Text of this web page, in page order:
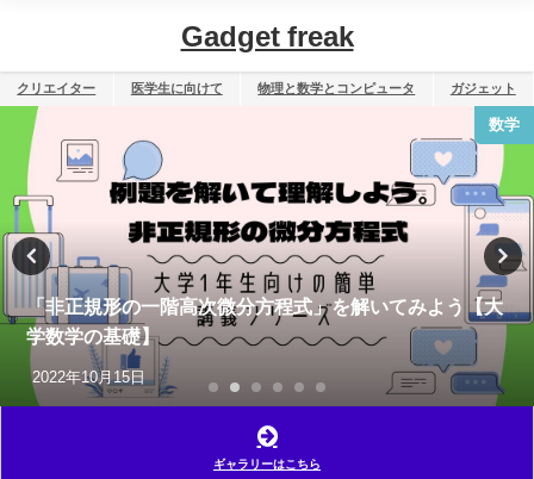
Gadget freak
クリエイター 医学生に向けて 物理と数学とコンピュータ ガジェット
数学
「非正規形の一階高次微分方程式」を解いてみよう【大
学数学の基礎】
2022年10月15日
ギャラリーはこちら